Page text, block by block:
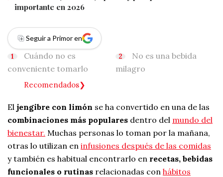
importante en 2026
Seguir a Primor en
Cuándo no es
conveniente tomarlo
Recomendados
No es una bebida
milagro
El jengibre con limón se ha convertido en una de las
combinaciones más populares dentro del mundo del
bienestar. Muchas personas lo toman por la mañana,
otras lo utilizan en infusiones después de las comidas
y también es habitual encontrarlo en recetas, bebidas
funcionales o rutinas relacionadas con hábitos